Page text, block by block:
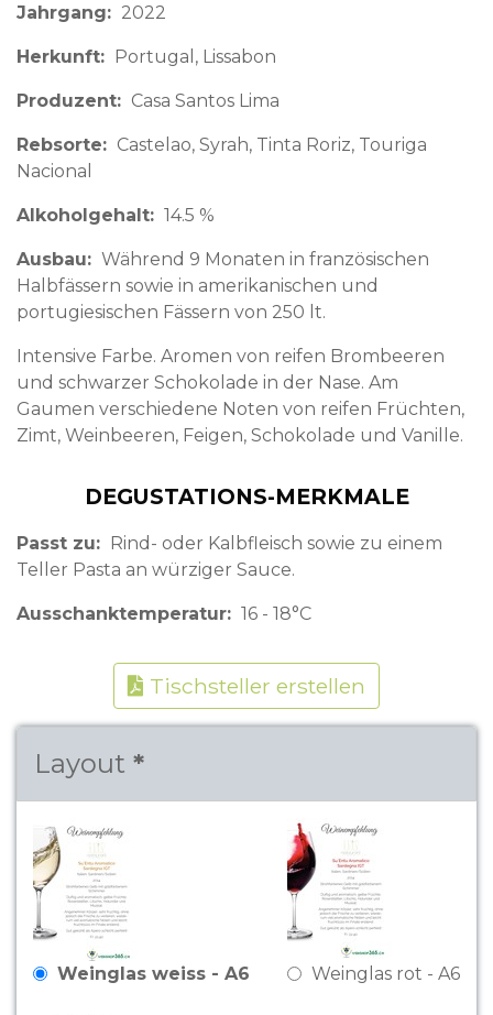
Jahrgang 2022
Herkunft Portugal Lissabon
Produzent Casa Santos Lima
Rebsorte
Castelao, Syrah, Tinta Roriz, Touriga
Nacional
Alkoholgehalt 14.5 %
Ausbau
Während 9 Monaten in französischen
Halbfässern sowie in amerikanischen und
portugiesischen Fässern von 250 lt.
Intensive Farbe. Aromen von reifen Brombeeren
und schwarzer Schokolade in der Nase. Am
Gaumen verschiedene Noten von reifen Früchten,
Zimt, Weinbeeren, Feigen, Schokolade und Vanille.
DEGUSTATIONS-MERKMALE
Passt zu
Rind- oder Kalbfleisch sowie zu einem
Teller Pasta an würziger Sauce.
Ausschanktemperatur 16 - 18°C
Tischsteller erstellen
Layout
Weinglas weiss - A6 Weinglas rot - A6